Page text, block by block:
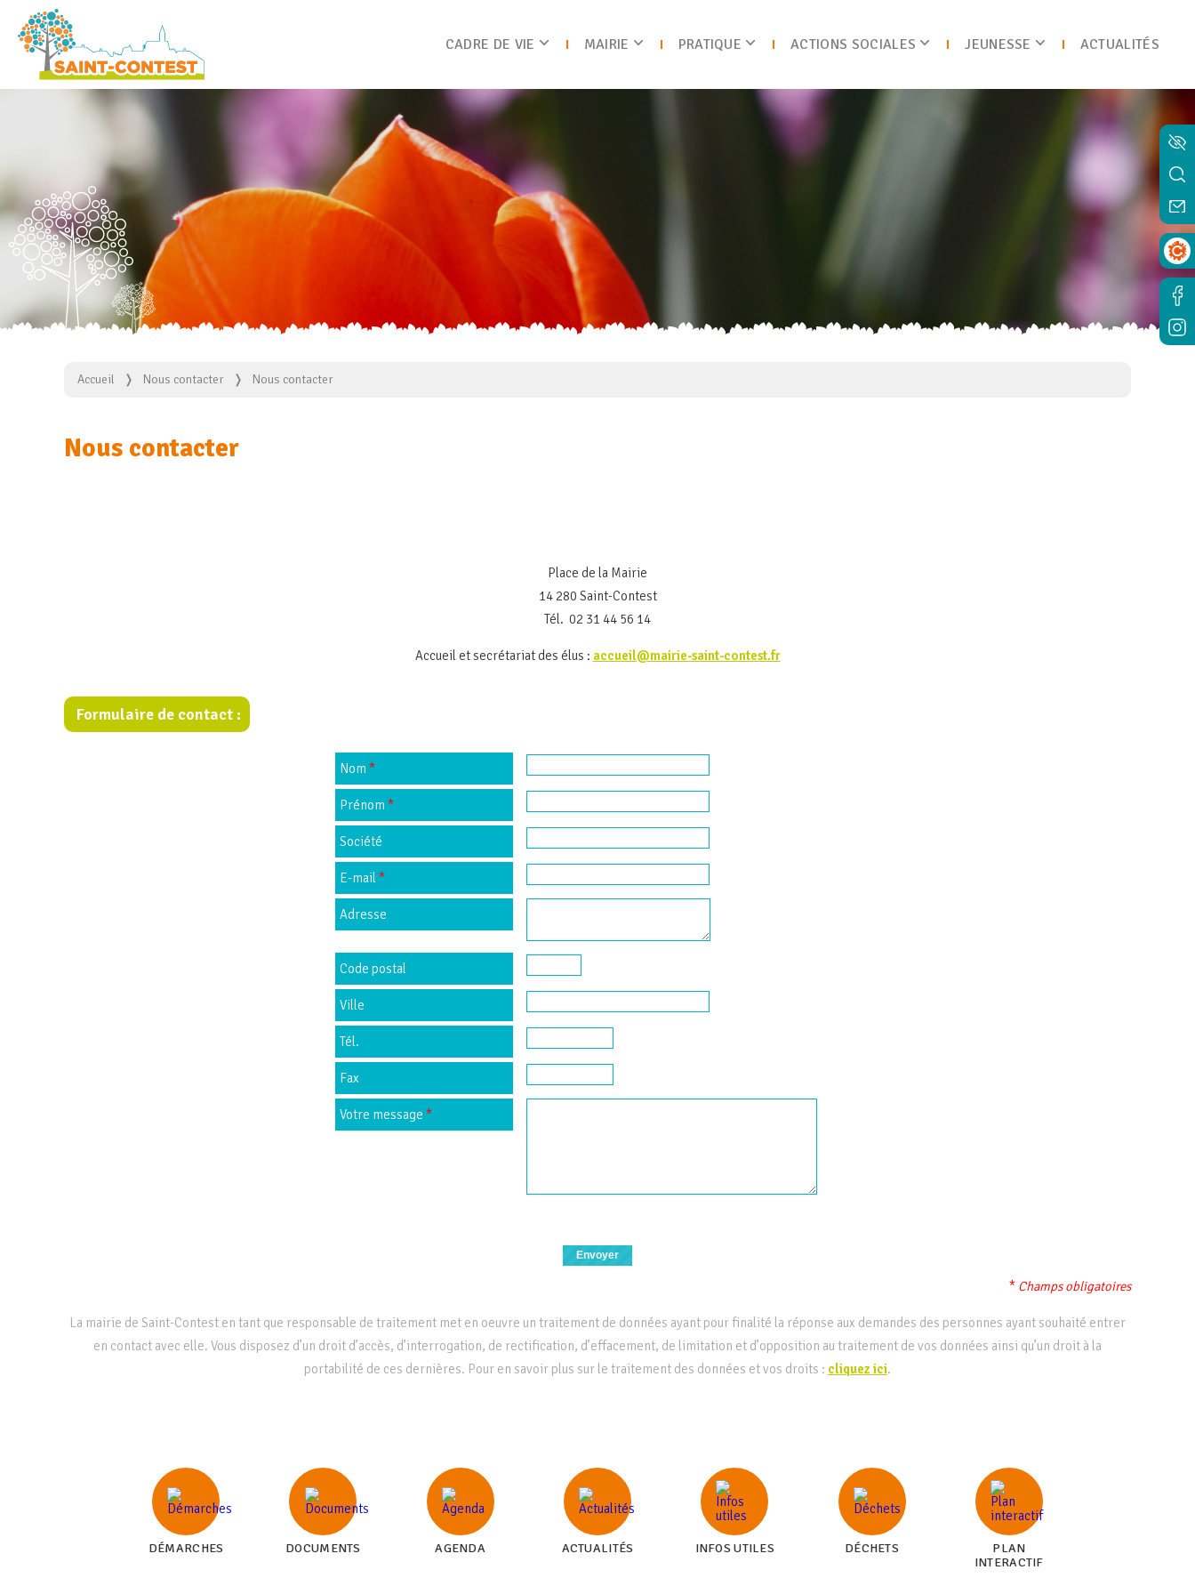
CADRE DE VIE MAIRIE PRATIQUE ACTIONS SOCIALES JEUNESSE ACTUALITÉS
Accueil Nous contacter Nous contacter
Nous contacter
Place de la Mairie
14 280 Saint-Contest
Tél. 02 31 44 56 14
Accueil et secrétariat des élus : accueil@mairie-saint-contest.fr
Formulaire de contact :
Nom *
Prénom *
Société
E-mail*
Adresse
Code postal
Ville
Tél.
Fax
Votre message *
* Champs obligatoires
La mairie de Saint-Contest en tant que responsable de traitement met en oeuvre un traitement de données ayant pour finalité la réponse aux demandes des personnes ayant souhaité entrer
en contact avec elle. Vous disposez d’un droit d’accès, d’interrogation, de rectification, d’effacement, de limitation et d’opposition au traitement de vos données ainsi qu’un droit à la
portabilité de ces dernières. Pour en savoir plus sur le traitement des données et vos droits : cliquez ici.
DÉMARCHES DOCUMENTS AGENDA ACTUALITÉS INFOS UTILES DÉCHETS
PLAN
INTERACTIF